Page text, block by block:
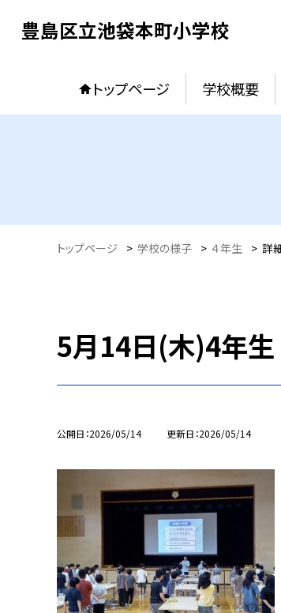
豊島区立池袋本町小学校
トップページ 学校概要
トップページ > 学校の様子 > ４年生 > 詳
5月14日(木)4年
公開日 2026/05/14 更新日 2026/05/14